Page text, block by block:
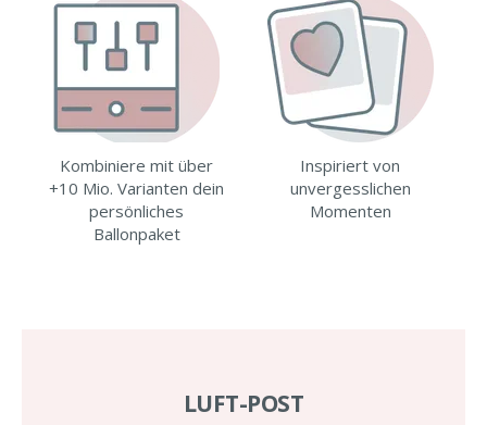
Kombiniere mit über
+10 Mio. Varianten dein
persönliches
Ballonpaket
Inspiriert von
unvergesslichen
Momenten
LUFT-POST